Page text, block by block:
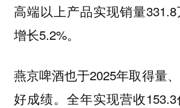
高端以上产品实现销量
增长5.2%。
燕京啤酒也于2025年取得量
好成绩。全年实现营收